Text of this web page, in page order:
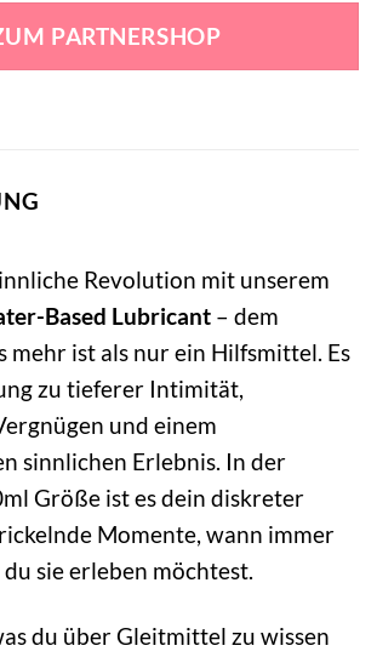
€
ist:
17,99 €.
PARTNERSHOP
Revolution mit unserem
Based Lubricant – dem
mehr ist als nur ein Hilfsmittel. Es
zu tieferer Intimität,
und einem
sinnlichen Erlebnis. In der
Größe ist es dein diskreter
Momente, wann immer
sie erleben möchtest.
du über Gleitmittel zu wissen